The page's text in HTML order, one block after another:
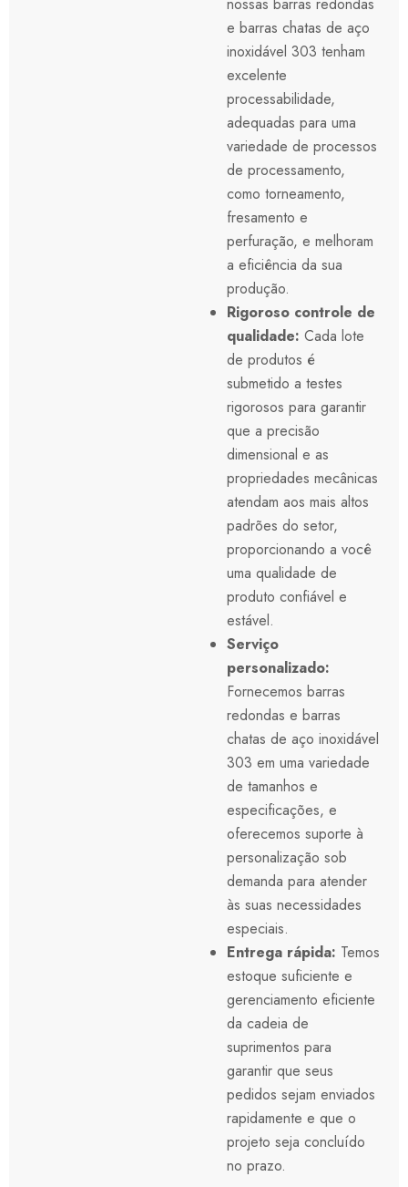
e barras chatas de aço
inoxidável 303 tenham
excelente
processabilidade,
adequadas para uma
variedade de processos
de processamento,
como torneamento,
fresamento e
perfuração, e melhoram
a eficiência da sua
produção.
Rigoroso controle de
qualidade: Cada lote
de produtos é
submetido a testes
rigorosos para garantir
que a precisão
dimensional e as
propriedades mecânicas
atendam aos mais altos
padrões do setor,
proporcionando a você
uma qualidade de
produto confiável e
estável.
Serviço
personalizado:
Fornecemos barras
redondas e barras
chatas de aço inoxidável
303 em uma variedade
de tamanhos e
especificações, e
oferecemos suporte à
personalização sob
demanda para atender
às suas necessidades
especiais.
Entrega rápida: Temos
estoque suficiente e
gerenciamento eficiente
da cadeia de
suprimentos para
garantir que seus
pedidos sejam enviados
rapidamente e que o
projeto seja concluído
no prazo.